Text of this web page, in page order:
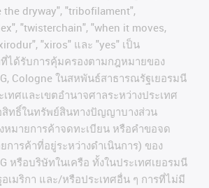
the dryway", "tribofilament",
"twisterchain", "when it moves,
"xiros" และ "yes" เป็น
ที่ได้รับการคุ้มครองตามกฎหมายของ
Cologne ในสหพันธ์สาธารณรัฐเยอรมนี
ทศและเขตอํานาจศาลระหว่างประเทศ
ทธิ์ในทรัพย์สินทางปัญญาบางส่วน
หมายการค้าจดทะเบียน หรือคำขอจด
การค้าที่อยู่ระหว่างดำเนินการ) ของ
หรือบริษัทในเครือ ทั้งในประเทศเยอรมนี
เมริกา และ/หรือประเทศอื่น ๆ การที่ไม่มี